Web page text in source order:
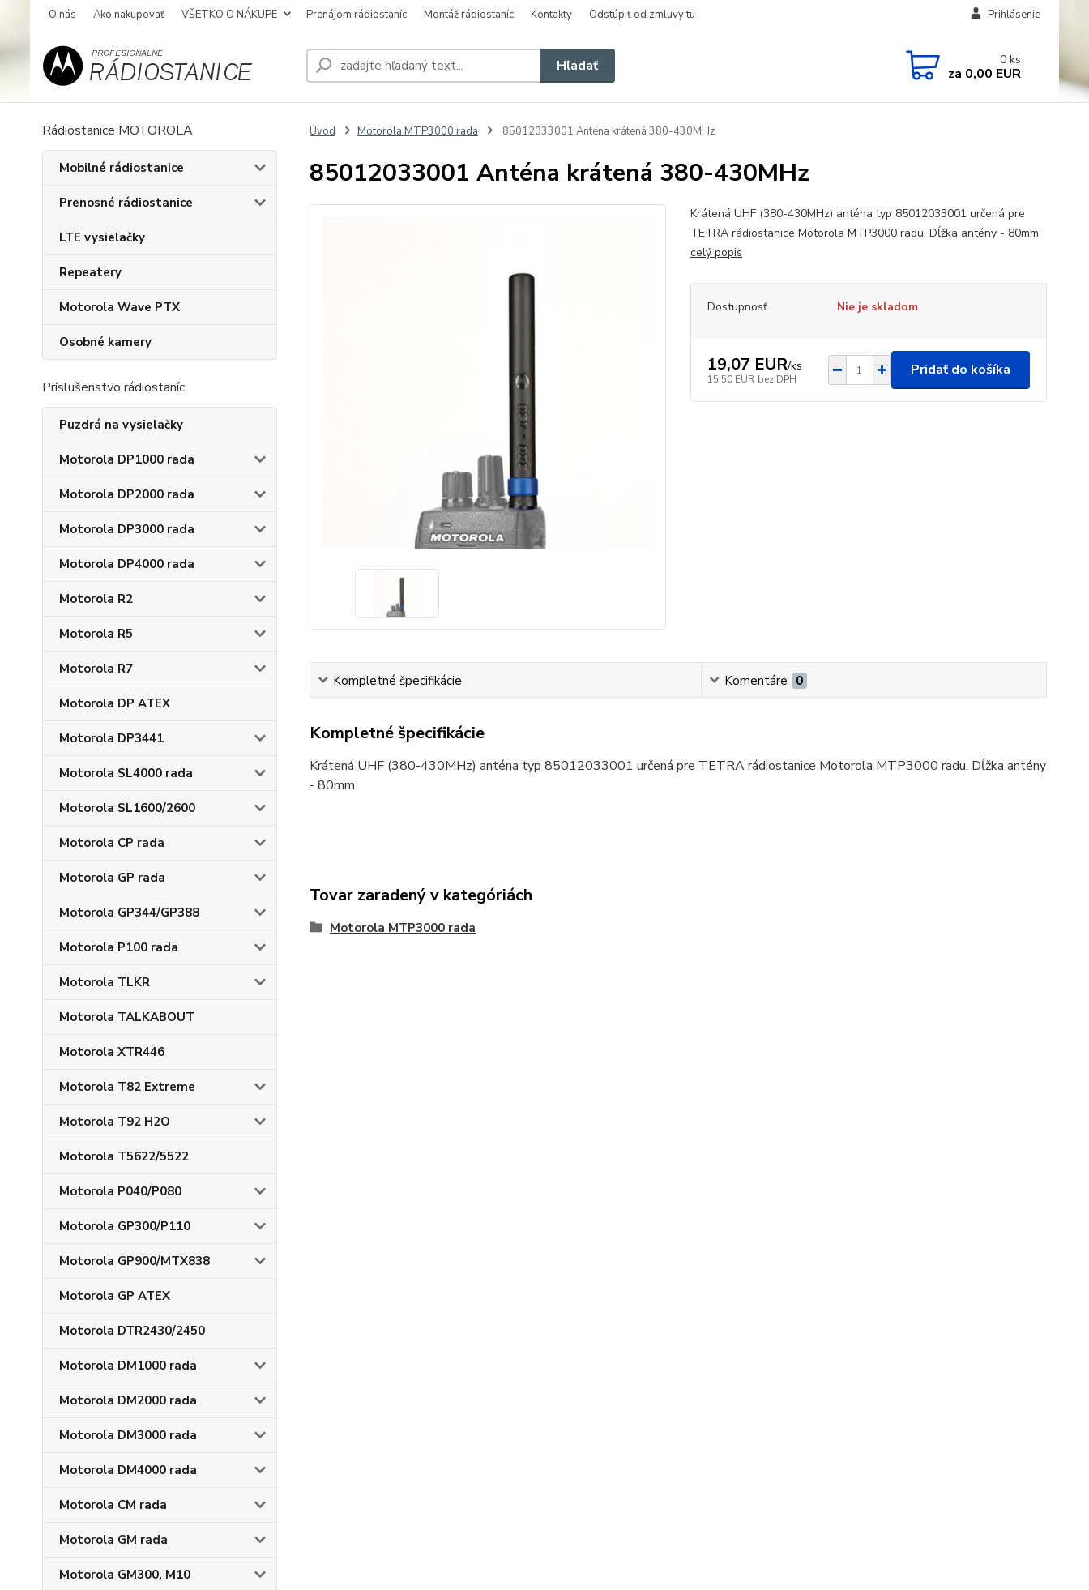
O nás Ako nakupovať VŠETKO O NÁKUPE Prenájom rádiostaníc Montáž rádiostaníc Kontakty Odstúpiť od zmluvy tu Prihlásenie
Hľadať 0 ks
za 0,00 EUR
Rádiostanice MOTOROLA
Mobilné rádiostanice
Prenosné rádiostanice
LTE vysielačky
Repeatery
Motorola Wave PTX
Osobné kamery
Príslušenstvo rádiostaníc
Puzdrá na vysielačky
Motorola DP1000 rada
Motorola DP2000 rada
Motorola DP3000 rada
Motorola DP4000 rada
Motorola R2
Motorola R5
Motorola R7
Motorola DP ATEX
Motorola DP3441
Motorola SL4000 rada
Motorola SL1600/2600
Motorola CP rada
Motorola GP rada
Motorola GP344/GP388
Motorola P100 rada
Motorola TLKR
Motorola TALKABOUT
Motorola XTR446
Motorola T82 Extreme
Motorola T92 H2O
Motorola T5622/5522
Motorola P040/P080
Motorola GP300/P110
Motorola GP900/MTX838
Motorola GP ATEX
Motorola DTR2430/2450
Motorola DM1000 rada
Motorola DM2000 rada
Motorola DM3000 rada
Motorola DM4000 rada
Motorola CM rada
Motorola GM rada
Motorola GM300, M10
Úvod Motorola MTP3000 rada 85012033001 Anténa krátená 380-430MHz
85012033001 Anténa krátená 380-430MHz
Krátená UHF (380-430MHz) anténa typ 85012033001 určená pre
TETRA rádiostanice Motorola MTP3000 radu. Dĺžka antény - 80mm
celý popis
Dostupnosť Nie je skladom
19,07 EUR/ks
15,50 EUR bez DPH
Pridať do košíka
Kompletné špecifikácie Komentáre 0
Kompletné špecifikácie
Krátená UHF (380-430MHz) anténa typ 85012033001 určená pre TETRA rádiostanice Motorola MTP3000 radu. Dĺžka antény
- 80mm
Tovar zaradený v kategóriách
Motorola MTP3000 rada